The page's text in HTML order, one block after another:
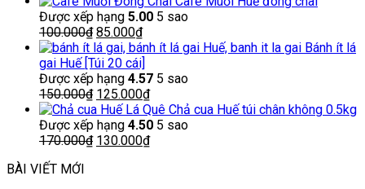
là:
70.000₫.
tại
là:
55.000₫.
Được xếp hạng 5.00 5 sao
100.000₫ Giá
gốc
là:
100.000₫.
85.000₫Giá
hiện
tại
là:
85.000₫.
Bánh ít lá
gai Huế [Túi 20 cái]
Được xếp hạng 4.57 5 sao
150.000₫ Giá
gốc
là:
150.000₫.
125.000₫Giá
hiện
tại
là:
Chả cua Huế túi chân không 0.5kg
Được xếp hạng 4.50 5 sao
170.000₫ Giá
130.000₫Giá
BÀI VIẾT MỚI